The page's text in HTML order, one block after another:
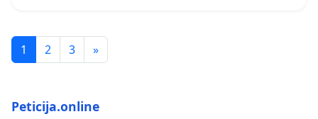
1 2 3 »
Peticija.online